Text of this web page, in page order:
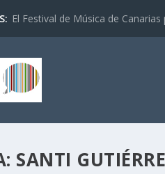
El Festival de Música de Canarias
SANTI